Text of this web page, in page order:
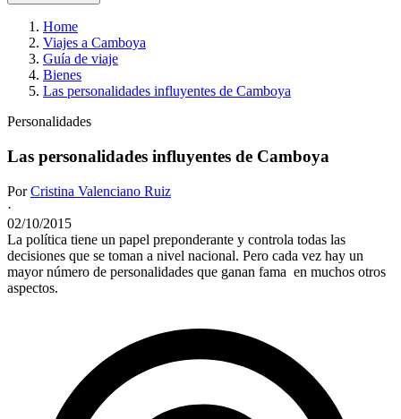
Home
Viajes a Camboya
Guía de viaje
Bienes
Las personalidades influyentes de Camboya
Personalidades
Las personalidades influyentes de Camboya
PorCristina Valenciano Ruiz
·
02/10/2015
La política tiene un papel preponderante y controla todas las
decisiones que se toman a nivel nacional. Pero cada vez hay un
mayor número de personalidades que ganan fama en muchos otros
aspectos.